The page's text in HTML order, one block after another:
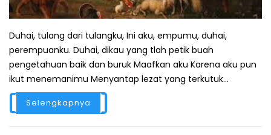
Duhai, tulang dari tulangku, Ini aku, empumu, duhai,
perempuanku. Duhai, dikau yang tlah petik buah
pengetahuan baik dan buruk Maafkan aku Karena aku pun
ikut menemanimu Menyantap lezat yang terkutuk...
Selengkapnya